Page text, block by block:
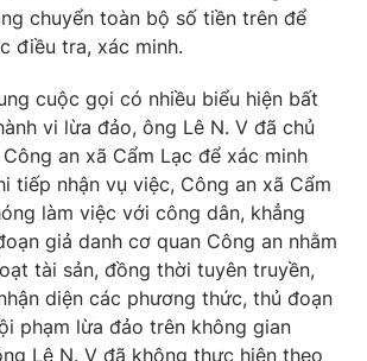
VTV Thể thao
Tấm lòng Việt
Vươn mình bằng AI
VTV8
English
chuyển toàn bộ số tiền trên để
điều tra, xác minh.
cuộc gọi có nhiều biểu hiện bất
vi lừa đảo, ông Lê N. V đã chủ
an xã Cẩm Lạc để xác minh
tiếp nhận vụ việc, Công an xã Cẩm
làm việc với công dân, khẳng
giả danh cơ quan Công an nhằm
tài sản, đồng thời tuyên truyền,
diện các phương thức, thủ đoạn
phạm lừa đảo trên không gian
Lê N. V đã không thực hiện theo